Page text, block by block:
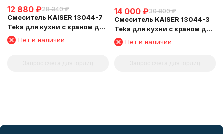
12 880 ₽28 340 ₽
Смеситель KAISER 13044-7
Teka для кухни с краном для
питьевой воды, бежевый
Нет в наличии
14 000 ₽30 800 ₽
Смеситель KAISER 13044-3
Teka для кухни с краном для
питьевой воды, бронзовый
Нет в наличии